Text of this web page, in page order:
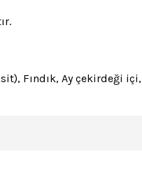
Fındık, Ay çekirdeği